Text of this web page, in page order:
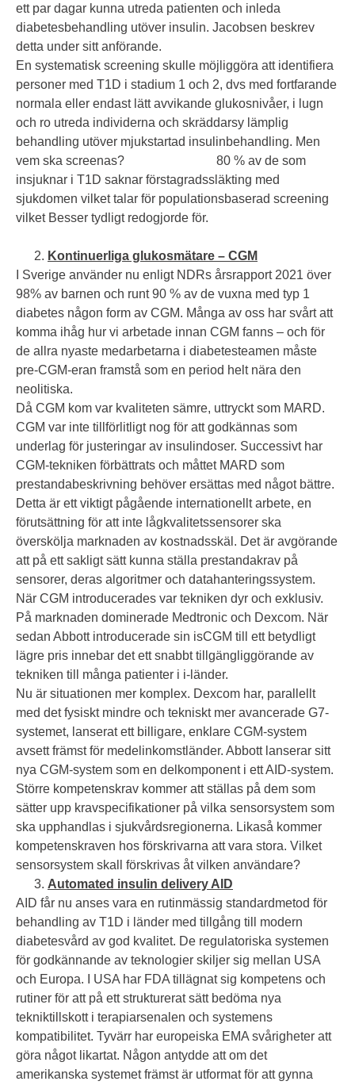
ett par dagar kunna utreda patienten och inleda
diabetesbehandling utöver insulin. Jacobsen beskrev
detta under sitt anförande.
En systematisk screening skulle möjliggöra att identifiera
personer med T1D i stadium 1 och 2, dvs med fortfarande
normala eller endast lätt avvikande glukosnivåer, i lugn
och ro utreda individerna och skräddarsy lämplig
behandling utöver mjukstartad insulinbehandling. Men
vem ska screenas? 80 % av de som
insjuknar i T1D saknar förstagradssläkting med
sjukdomen vilket talar för populationsbaserad screening
vilket Besser tydligt redogjorde för.
Kontinuerliga glukosmätare – CGM
I Sverige använder nu enligt NDRs årsrapport 2021 över
98% av barnen och runt 90 % av de vuxna med typ 1
diabetes någon form av CGM. Många av oss har svårt att
komma ihåg hur vi arbetade innan CGM fanns – och för
de allra nyaste medarbetarna i diabetesteamen måste
pre-CGM-eran framstå som en period helt nära den
neolitiska.
Då CGM kom var kvaliteten sämre, uttryckt som MARD.
CGM var inte tillförlitligt nog för att godkännas som
underlag för justeringar av insulindoser. Successivt har
CGM-tekniken förbättrats och måttet MARD som
prestandabeskrivning behöver ersättas med något bättre.
Detta är ett viktigt pågående internationellt arbete, en
förutsättning för att inte lågkvalitetssensorer ska
överskölja marknaden av kostnadsskäl. Det är avgörande
att på ett sakligt sätt kunna ställa prestandakrav på
sensorer, deras algoritmer och datahanteringssystem.
När CGM introducerades var tekniken dyr och exklusiv.
På marknaden dominerade Medtronic och Dexcom. När
sedan Abbott introducerade sin isCGM till ett betydligt
lägre pris innebar det ett snabbt tillgängliggörande av
tekniken till många patienter i i-länder.
Nu är situationen mer komplex. Dexcom har, parallellt
med det fysiskt mindre och tekniskt mer avancerade G7-
systemet, lanserat ett billigare, enklare CGM-system
avsett främst för medelinkomstländer. Abbott lanserar sitt
nya CGM-system som en delkomponent i ett AID-system.
Större kompetenskrav kommer att ställas på dem som
sätter upp kravspecifikationer på vilka sensorsystem som
ska upphandlas i sjukvårdsregionerna. Likaså kommer
kompetenskraven hos förskrivarna att vara stora. Vilket
sensorsystem skall förskrivas åt vilken användare?
Automated insulin delivery AID
AID får nu anses vara en rutinmässig standardmetod för
behandling av T1D i länder med tillgång till modern
diabetesvård av god kvalitet. De regulatoriska systemen
för godkännande av teknologier skiljer sig mellan USA
och Europa. I USA har FDA tillägnat sig kompetens och
rutiner för att på ett strukturerat sätt bedöma nya
tekniktillskott i terapiarsenalen och systemens
kompatibilitet. Tyvärr har europeiska EMA svårigheter att
göra något likartat. Någon antydde att om det
amerikanska systemet främst är utformat för att gynna